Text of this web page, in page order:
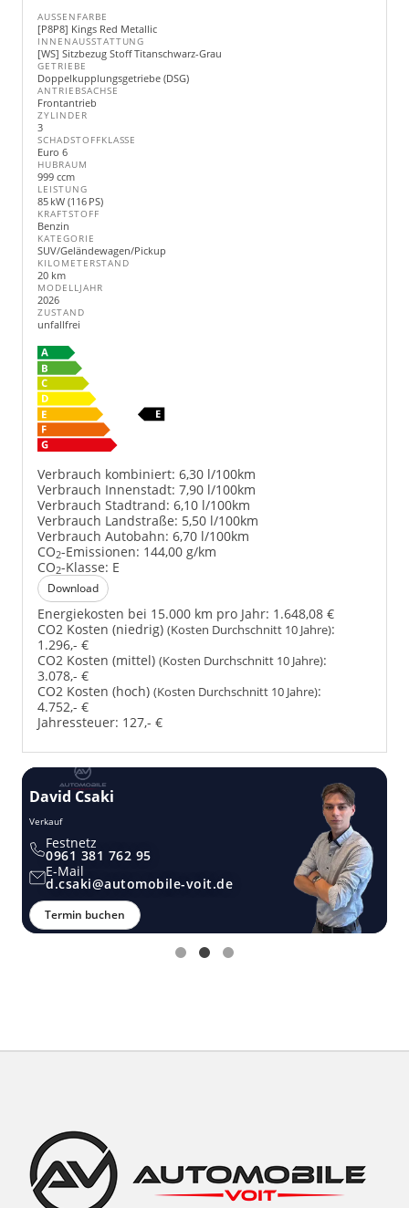
AUSSENFARBE
[P8P8] Kings Red Metallic
INNENAUSSTATTUNG
[WS] Sitzbezug Stoff Titanschwarz-Grau
GETRIEBE
Doppelkupplungsgetriebe (DSG)
ANTRIEBSACHSE
Frontantrieb
ZYLINDER
3
SCHADSTOFFKLASSE
Euro 6
HUBRAUM
999 ccm
LEISTUNG
85 kW (116 PS)
KRAFTSTOFF
Benzin
KATEGORIE
SUV/Geländewagen/Pickup
KILOMETERSTAND
20 km
MODELLJAHR
2026
ZUSTAND
unfallfrei
Verbrauch kombiniert: 6,30 l/100km
Verbrauch Innenstadt: 7,90 l/100km
Verbrauch Stadtrand: 6,10 l/100km
Verbrauch Landstraße: 5,50 l/100km
Verbrauch Autobahn: 6,70 l/100km
CO2-Emissionen: 144,00 g/km
CO2-Klasse: E
Download
Energiekosten bei 15.000 km pro Jahr: 1.648,08 €
CO2 Kosten (niedrig) (Kosten Durchschnitt 10 Jahre):
1.296,- €
CO2 Kosten (mittel) (Kosten Durchschnitt 10 Jahre):
3.078,- €
CO2 Kosten (hoch) (Kosten Durchschnitt 10 Jahre):
4.752,- €
Jahressteuer: 127,- €
David Csaki
Verkauf
Festnetz
0961 381 762 95
E-Mail
d.csaki@automobile-voit.de
Termin buchen